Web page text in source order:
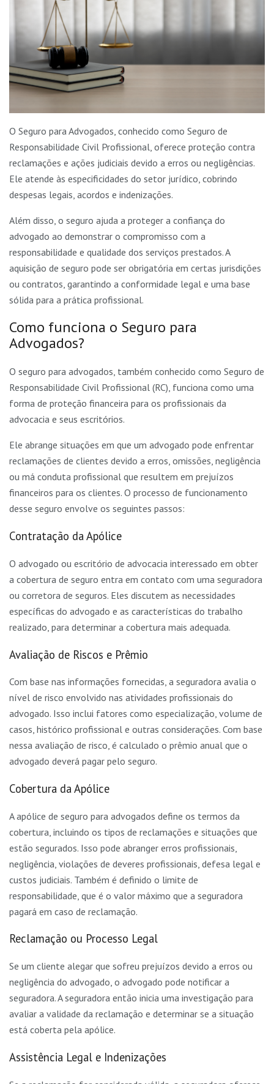
O Seguro para Advogados, conhecido como Seguro de
Responsabilidade Civil Profissional, oferece proteção contra
reclamações e ações judiciais devido a erros ou negligências.
Ele atende às especificidades do setor jurídico, cobrindo
despesas legais, acordos e indenizações.
Além disso, o seguro ajuda a proteger a confiança do
advogado ao demonstrar o compromisso com a
responsabilidade e qualidade dos serviços prestados. A
aquisição de seguro pode ser obrigatória em certas jurisdições
ou contratos, garantindo a conformidade legal e uma base
sólida para a prática profissional.
Como funciona o Seguro para
Advogados?
O seguro para advogados, também conhecido como Seguro de
Responsabilidade Civil Profissional (RC), funciona como uma
forma de proteção financeira para os profissionais da
advocacia e seus escritórios.
Ele abrange situações em que um advogado pode enfrentar
reclamações de clientes devido a erros, omissões, negligência
ou má conduta profissional que resultem em prejuízos
financeiros para os clientes. O processo de funcionamento
desse seguro envolve os seguintes passos:
Contratação da Apólice
O advogado ou escritório de advocacia interessado em obter
a cobertura de seguro entra em contato com uma seguradora
ou corretora de seguros. Eles discutem as necessidades
específicas do advogado e as características do trabalho
realizado, para determinar a cobertura mais adequada.
Avaliação de Riscos e Prêmio
Com base nas informações fornecidas, a seguradora avalia o
nível de risco envolvido nas atividades profissionais do
advogado. Isso inclui fatores como especialização, volume de
casos, histórico profissional e outras considerações. Com base
nessa avaliação de risco, é calculado o prêmio anual que o
advogado deverá pagar pelo seguro.
Cobertura da Apólice
A apólice de seguro para advogados define os termos da
cobertura, incluindo os tipos de reclamações e situações que
estão segurados. Isso pode abranger erros profissionais,
negligência, violações de deveres profissionais, defesa legal e
custos judiciais. Também é definido o limite de
responsabilidade, que é o valor máximo que a seguradora
pagará em caso de reclamação.
Reclamação ou Processo Legal
Se um cliente alegar que sofreu prejuízos devido a erros ou
negligência do advogado, o advogado pode notificar a
seguradora. A seguradora então inicia uma investigação para
avaliar a validade da reclamação e determinar se a situação
está coberta pela apólice.
Assistência Legal e Indenizações